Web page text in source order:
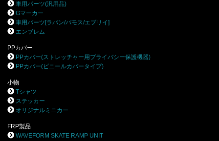
車用パーツ(汎用品)
Gマーカー
車用パーツ[ラパン/バモス/エブリイ]
エンブレム
PPカバー
PPカバー(ストレッチャー用プライバシー保護機器)
PPカバー(ビニールカバータイプ)
小物
Tシャツ
ステッカー
オリジナルミニカー
FRP製品
WAVEFORM SKATE RAMP UNIT